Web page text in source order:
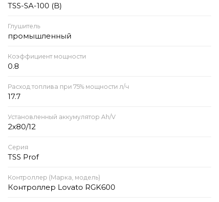
TSS-SA-100 (B)
Глушитель
промышленный
Коэффициент мощности
0.8
Расход топлива при 75% мощности л/ч
17.7
Установленный аккумулятор Ah/V
2х80/12
Серия
TSS Prof
Контроллер (Марка, модель)
Контроллер Lovato RGK600